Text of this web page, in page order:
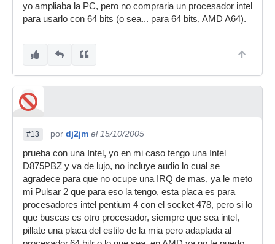
yo ampliaba la PC, pero no compraria un procesador intel
para usarlo con 64 bits (o sea... para 64 bits, AMD A64).
#13 por dj2jm el 15/10/2005
prueba con una Intel, yo en mi caso tengo una Intel
D875PBZ y va de lujo, no incluye audio lo cual se
agradece para que no ocupe una IRQ de mas, ya le meto
mi Pulsar 2 que para eso la tengo, esta placa es para
procesadores intel pentium 4 con el socket 478, pero si lo
que buscas es otro procesador, siempre que sea intel,
pillate una placa del estilo de la mia pero adaptada al